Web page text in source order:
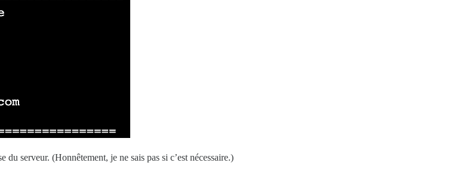
serveur. (Honnêtement, je ne sais pas si c’est nécessaire.)